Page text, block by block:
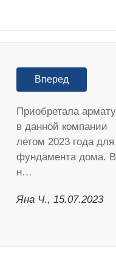
Вперед
Приобретала
в данной компании
летом 2023 года для
фундамента дома. В
н…
Яна Ч., 15.07.2023